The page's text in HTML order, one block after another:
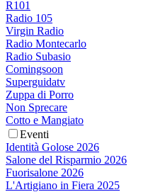
R101
Radio 105
Virgin Radio
Radio Montecarlo
Radio Subasio
Comingsoon
Superguidatv
Zuppa di Porro
Non Sprecare
Cotto e Mangiato
Eventi
Identità Golose 2026
Salone del Risparmio 2026
Fuorisalone 2026
L'Artigiano in Fiera 2025